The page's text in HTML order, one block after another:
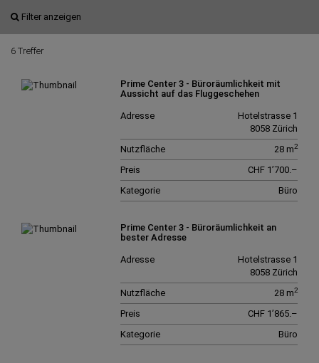
Filter anzeigen
6 Treffer
Prime Center 3 - Büroräumlichkeit mit
Aussicht auf das Fluggeschehen
Hotelstrasse 1
8058 Zürich
Adresse
28 m2
Nutzfläche
CHF 1’700.–
Preis
Büro
Kategorie
Prime Center 3 - Büroräumlichkeit an
bester Adresse
Hotelstrasse 1
8058 Zürich
Adresse
28 m2
Nutzfläche
CHF 1’865.–
Preis
Büro
Kategorie